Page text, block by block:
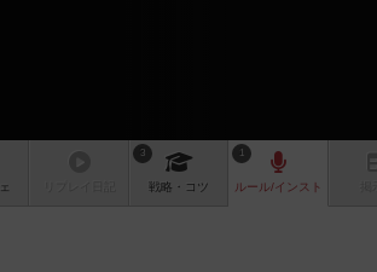
3
戦略 ・コツ
1
ルール/インスト